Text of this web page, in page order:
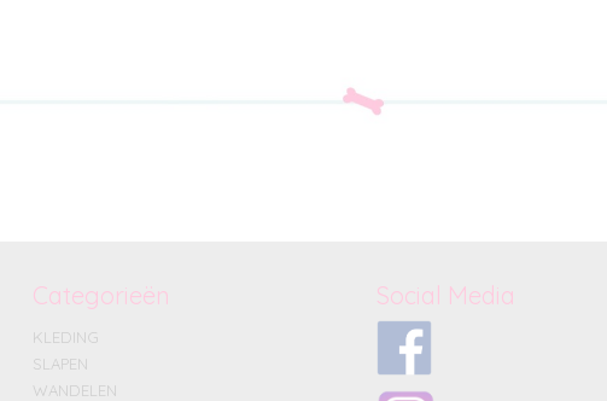
Categorieën
KLEDING
SLAPEN
WANDELEN
Social Media